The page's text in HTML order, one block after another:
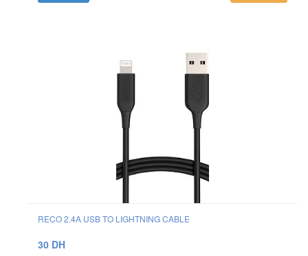
RECO 2.4A USB TO LIGHTNING CABLE
30 DH